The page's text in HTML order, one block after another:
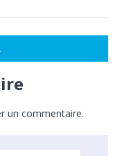
un commentaire.